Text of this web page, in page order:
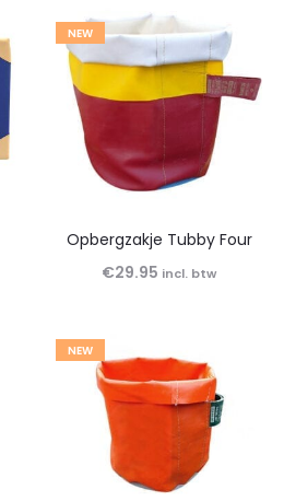
NEW
Opbergzakje Tubby Four
€29.95 incl. btw
NEW